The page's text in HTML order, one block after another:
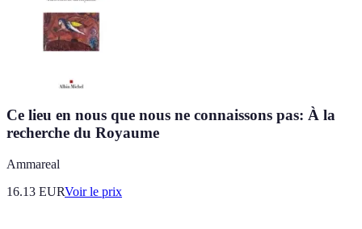
Ce lieu en nous que nous ne connaissons pas: À la
recherche du Royaume
Ammareal
16.13 EURVoir le prix